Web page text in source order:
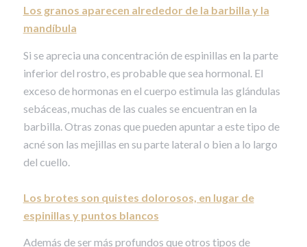
Los granos aparecen alrededor de la barbilla y la
mandíbula
Si se aprecia una concentración de espinillas en la parte
inferior del rostro, es probable que sea hormonal. El
exceso de hormonas en el cuerpo estimula las glándulas
sebáceas, muchas de las cuales se encuentran en la
barbilla. Otras zonas que pueden apuntar a este tipo de
acné son las mejillas en su parte lateral o bien a lo largo
del cuello.
Los brotes son quistes dolorosos, en lugar de
espinillas y puntos blancos
Además de ser más profundos que otros tipos de